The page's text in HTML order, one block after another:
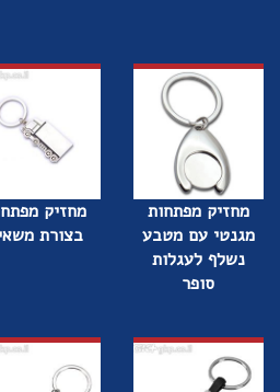
מחזיק מפתחות
מגנטי עם מטבע
נשלף לעגלות
סופר
מחזיק
בצורת